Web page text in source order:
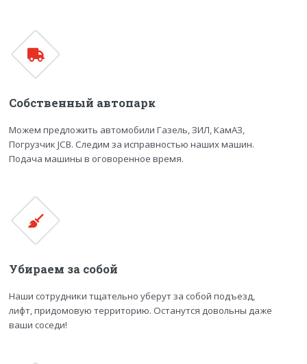
Собственный автопарк
Можем предложить автомобили Газель, ЗИЛ, КамАЗ,
Погрузчик JCB. Следим за исправностью наших машин.
Подача машины в оговоренное время.
Убираем за собой
Наши сотрудники тщательно уберут за собой подъезд,
лифт, придомовую территорию. Останутся довольны даже
ваши соседи!